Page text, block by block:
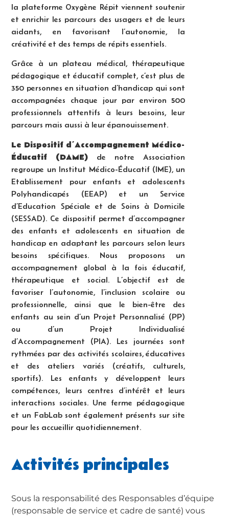
la plateforme Oxygène Répit viennent soutenir
et enrichir les parcours des usagers et de leurs
aidants, en favorisant l’autonomie, la
créativité et des temps de répits essentiels.
Grâce à un plateau médical, thérapeutique
pédagogique et éducatif complet, c’est plus de
350 personnes en situation d’handicap qui sont
accompagnées chaque jour par environ 500
professionnels attentifs à leurs besoins, leur
parcours mais aussi à leur épanouissement.
Le Dispositif d’Accompagnement Médico-
Éducatif (DAME)
de notre Association
regroupe un Institut Médico-Éducatif (IME), un
Etablissement pour enfants et adolescents
Polyhandicapés (EEAP) et un Service
d’Education Spéciale et de Soins à Domicile
(SESSAD). Ce dispositif permet d’accompagner
des enfants et adolescents en situation de
handicap en adaptant les parcours selon leurs
besoins spécifiques. Nous proposons un
accompagnement global à la fois éducatif,
thérapeutique et social. L’objectif est de
favoriser l’autonomie, l’inclusion scolaire ou
professionnelle, ainsi que le bien-être des
enfants au sein d’un Projet Personnalisé (PP)
ou d’un Projet Individualisé
d’Accompagnement (PIA). Les journées sont
rythmées par des activités scolaires, éducatives
et des ateliers variés (créatifs, culturels,
sportifs). Les enfants y développent leurs
compétences, leurs centres d’intérêt et leurs
interactions sociales. Une ferme pédagogique
et un FabLab sont également présents sur site
pour les accueillir quotidiennement.
Activités principales
Sous la responsabilité des Responsables d’équipe
(responsable de service et cadre de santé) vous